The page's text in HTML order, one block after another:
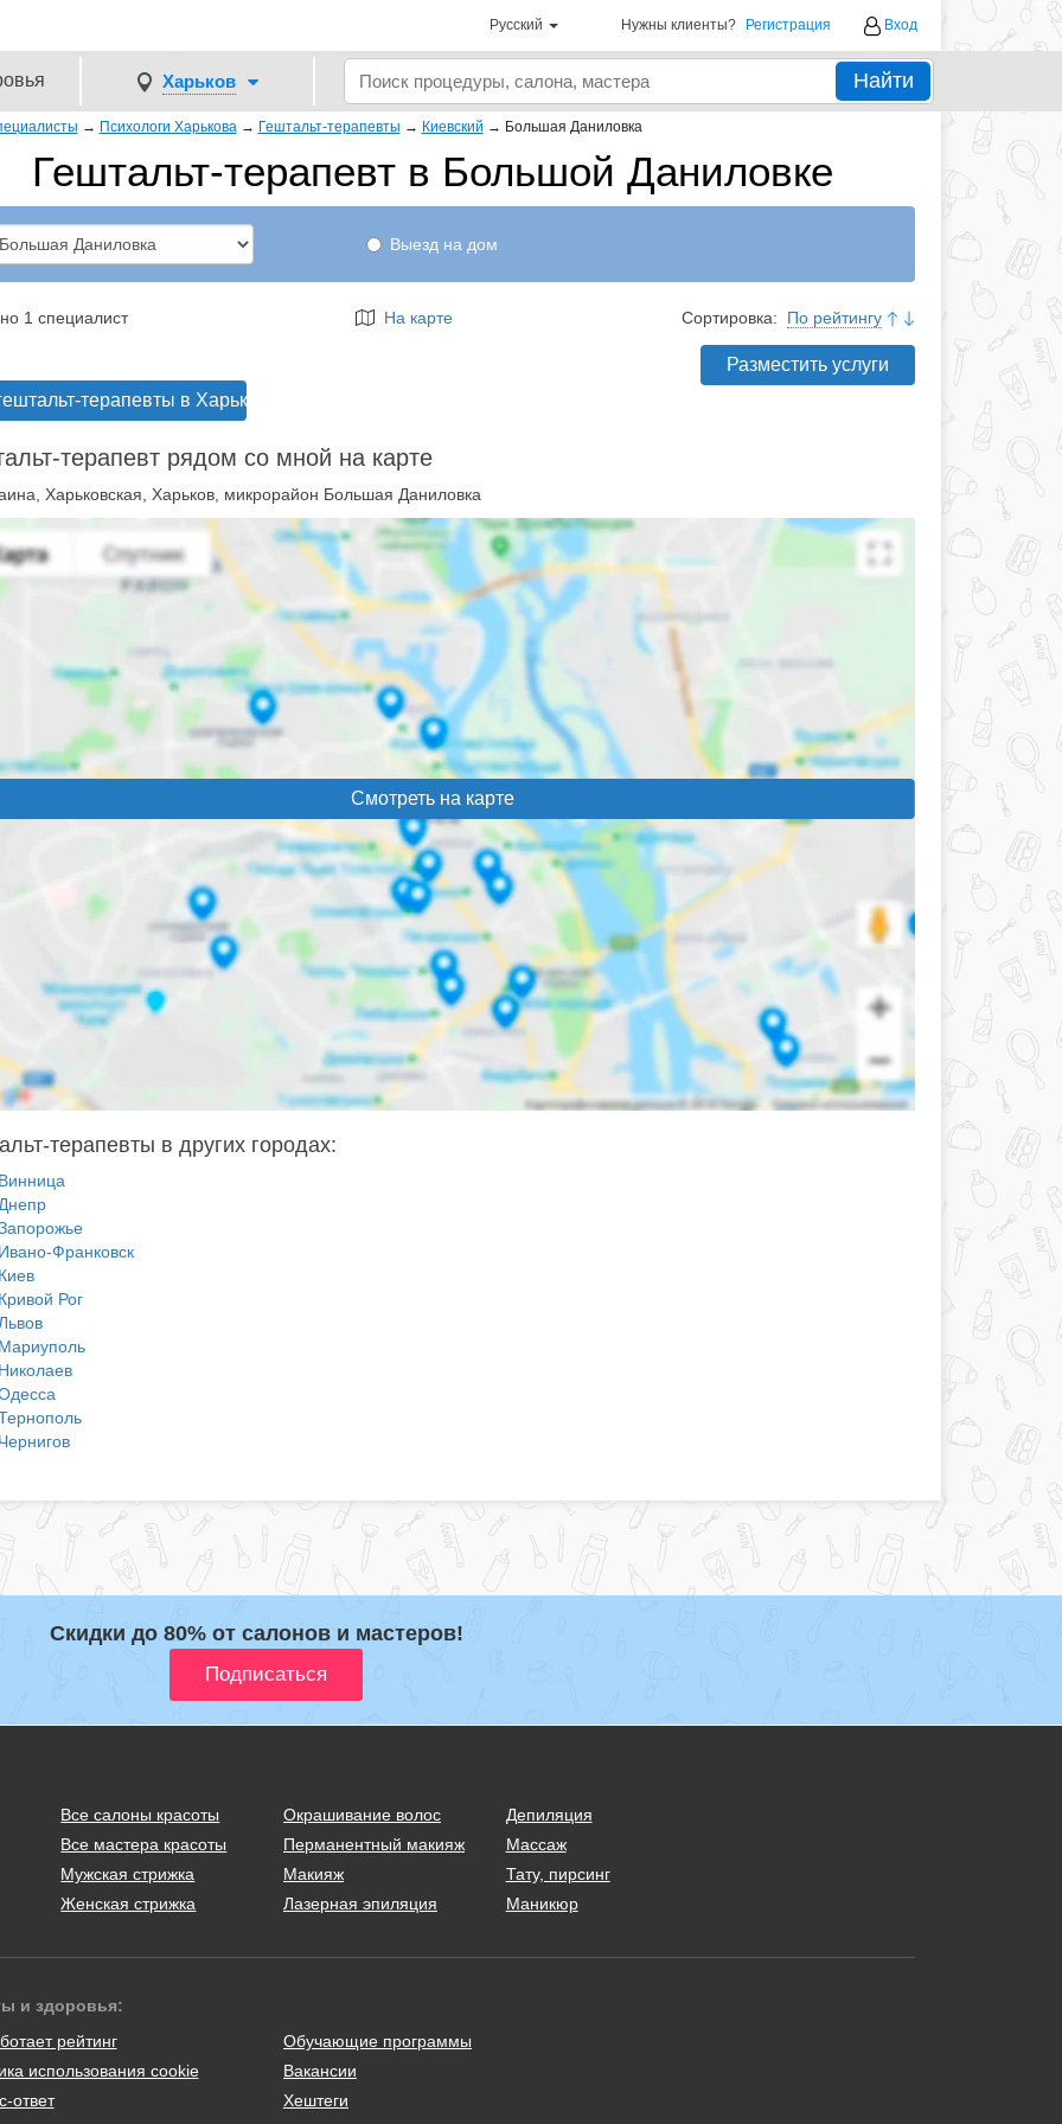
Русский Нужны клиенты? Регистрация Вход
Харьков Найти
→ Психологи Харькова → Гештальт-терапевты → Киевский → Большая Даниловка
Гештальт-терапевт в Большой Даниловке
Выезд на дом
1 специалист На карте Сортировка: По рейтингу
терапевты в Харькове
Разместить услуги
терапевт рядом со мной на карте
Харьковская, Харьков, микрорайон Большая Даниловка
Смотреть на карте
терапевты в других городах:
Франковск
Рог
Скидки до 80% от салонов и мастеров!
Все салоны красоты
Все мастера красоты
Мужская стрижка
Женская стрижка
Окрашивание волос
Перманентный макияж
Макияж
Лазерная эпиляция
Депиляция
Массаж
Тату, пирсинг
Маникюр
и здоровья:
рейтинг
использования cookie
ответ
Обучающие программы
Вакансии
Хештеги